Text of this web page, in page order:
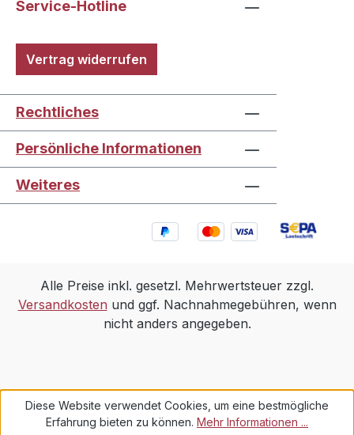
Service-Hotline
Vertrag widerrufen
Rechtliches
Persönliche Informationen
Weiteres
Alle Preise inkl. gesetzl. Mehrwertsteuer zzgl.
Versandkosten und ggf. Nachnahmegebühren, wenn
nicht anders angegeben.
Diese Website verwendet Cookies, um eine bestmögliche
Erfahrung bieten zu können. Mehr Informationen ...